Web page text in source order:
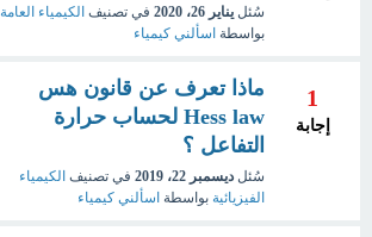
سُئل يناير 26، 2020 في تصنيف الكيمياء العامة
بواسطة اسألني كيمياء
1
إجابة
ماذا تعرف عن قانون هس
Hess law لحساب حرارة
التفاعل ؟
سُئل ديسمبر 22، 2019 في تصنيف الكيمياء
الفيزيائية بواسطة اسألني كيمياء